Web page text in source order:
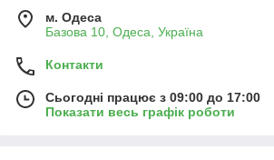
м. Одеса
Базова 10, Одеса, Україна
Контакти
Сьогодні працює з 09:00 до 17:00
Показати весь графік роботи